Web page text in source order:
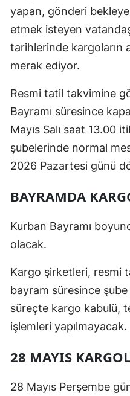
yapan, gönderi
etmek isteyen
tarihlerinde kargoların
merak ediyor.
Resmi tatil takvimine
Bayramı süresince
Mayıs Salı saat 13.00
şubelerinde normal
2026 Pazartesi günü
BAYRAMDA
Kurban Bayramı
olacak.
Kargo şirketleri, resmi
bayram süresince
süreçte kargo kabulü,
işlemleri yapılmayacak.
28 MAYIS
28 Mayıs Perşembe